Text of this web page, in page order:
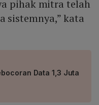
pihak mitra telah
sistemnya,” kata
Data 1,3 Juta